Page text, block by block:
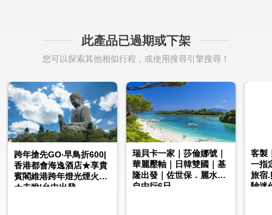
此產品已過期或下架
您可以探索其他相似行程，或使用搜尋引擎搜尋！
跨年搶先GO‧早鳥折600|
香港都會海逸酒店★享貴
賓閣維港跨年燈光煙火秀
★未稅|台中出發
瑞貝卡一家｜莎倫娜號｜
華麗壓軸｜日韓雙國｜基
隆出發｜佐世保．麗水｜
自由行6日
客製
一指
旅宿.
驗迷